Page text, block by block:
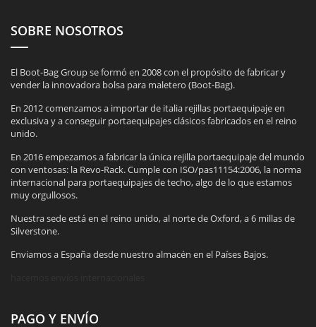
SOBRE NOSOTROS
El Boot-Bag Group se formó en 2008 con el propósito de fabricar y
vender la innovadora bolsa para maletero (Boot-Bag).
En 2012 comenzamos a importar de italia rejillas portaequipaje en
exclusiva y a conseguir portaequipajes clásicos fabricados en el reino
unido.
En 2016 empezamos a fabricar la única rejilla portaequipaje del mundo
con ventosas: la Revo-Rack. Cumple con ISO/pas11154:2006, la norma
internacional para portaequipajes de techo, algo de lo que estamos
muy orgullosos.
Nuestra sede está en el reino unido, al norte de Oxford, a 6 millas de
Silverstone.
Enviamos a España desde nuestro almacén en el Países Bajos.
PAGO Y ENVÍO